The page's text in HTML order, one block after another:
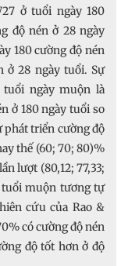
ở tuổi ngày 180
độ nén ở 28 ngày
180 cường độ nén
ở 28 ngày tuổi. Sự
ngày muộn là
ở 180 ngày tuổi so
phát triển cường độ
thế (60; 70; 80)%
lượt (80,12; 77,33;
tuổi muộn tương tự
cứu của Rao &
có cường độ nén
độ tốt hơn ở độ